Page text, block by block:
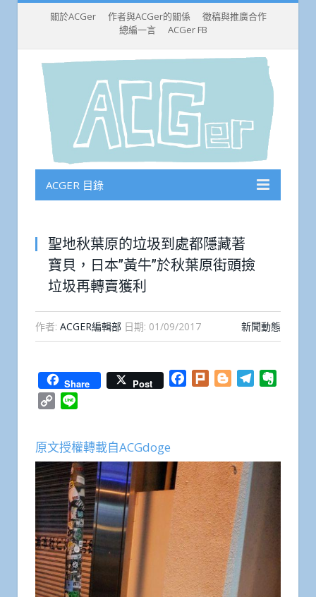
關於ACGer 作者與ACGer的關係
徵稿與推廣合作
總編一言
ACGer FB
ACGER 目錄
聖地秋葉原的垃圾到處都隱藏著
寶貝，日本”黃牛”於秋葉原街頭撿
垃圾再轉賣獲利
作者: ACGER編輯部 日期: 01/09/2017 新聞動態
Share Post Facebook
Plurk BloggerTelegram
Copy
原文授權轉載自ACGdoge